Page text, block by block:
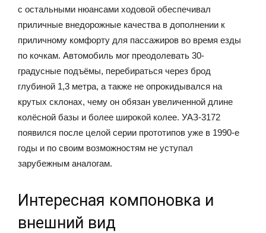
с остальными нюансами ходовой обеспечивал
приличные внедорожные качества в дополнении к
приличному комфорту для пассажиров во время езды
по кочкам. Автомобиль мог преодолевать 30-
градусные подъёмы, перебираться через брод
глубиной 1,3 метра, а также не опрокидывался на
крутых склонах, чему он обязан увеличенной длине
колёсной базы и более широкой колее. УАЗ-3172
появился после целой серии прототипов уже в 1990-е
годы и по своим возможностям не уступал
зарубежным аналогам.
Интересная компоновка и
внешний вид